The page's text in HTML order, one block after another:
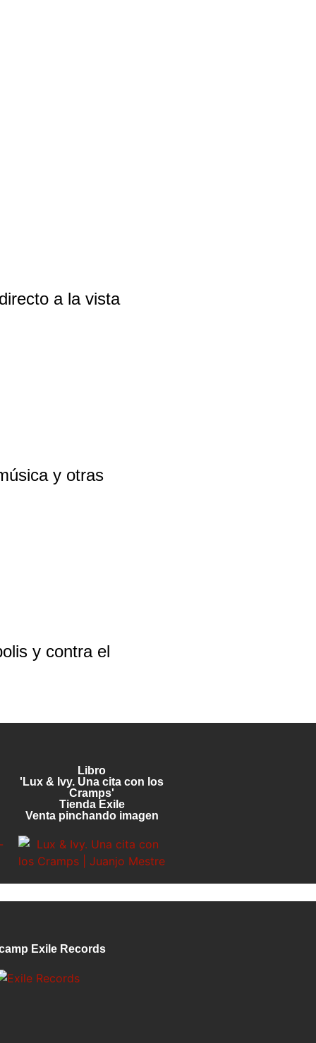
a la vista
y otras
y contra el
Libro
'Lux & Ivy. Una cita con los
Cramps'
Tienda Exile
Venta pinchando imagen
Exile Records